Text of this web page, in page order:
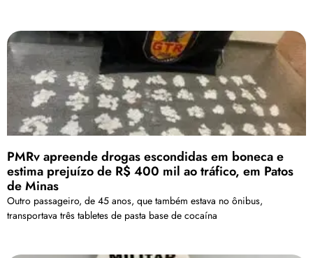
PMRv apreende drogas escondidas em boneca e
estima prejuízo de R$ 400 mil ao tráfico, em Patos
de Minas
Outro passageiro, de 45 anos, que também estava no ônibus,
transportava três tabletes de pasta base de cocaína